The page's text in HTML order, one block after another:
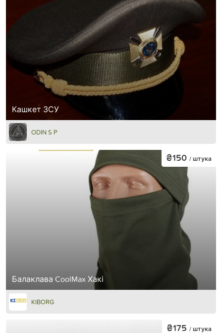
Кашкет ЗСУ
ODIN S P
Балаклава CoolMax Хакі
₴150 / штука
KIBORG
₴175 / штука